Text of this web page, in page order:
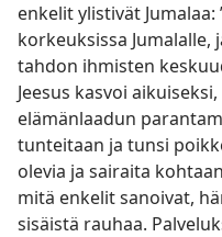
enkelit ylistivät Jumalaa:
korkeuksissa Jumalalle,
tahdon ihmisten
Jeesus kasvoi
elämänlaadun
tunteitaan ja tunsi
olevia ja sairaita
mitä enkelit sanoivat,
sisäistä rauhaa.